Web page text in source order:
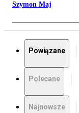
Szymon Maj
Powiązane
Polecane
Najnowsze